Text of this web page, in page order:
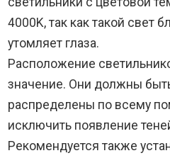
4000K, так как такой свет
утомляет глаза.
Расположение
значение. Они должны
распределены по всему
исключить появление
Рекомендуется также